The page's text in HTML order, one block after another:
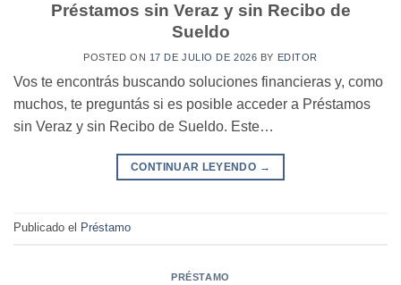
Préstamos sin Veraz y sin Recibo de
Sueldo
POSTED ON 17 DE JULIO DE 2026 BY EDITOR
Vos te encontrás buscando soluciones financieras y, como
muchos, te preguntás si es posible acceder a Préstamos
sin Veraz y sin Recibo de Sueldo. Este…
CONTINUAR LEYENDO →
Publicado el Préstamo
PRÉSTAMO